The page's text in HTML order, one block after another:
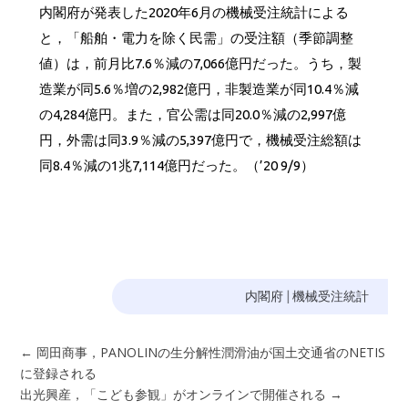
内閣府が発表した2020年6月の機械受注統計による
と，「船舶・電力を除く民需」の受注額（季節調整
値）は，前月比7.6％減の7,066億円だった。うち，製
造業が同5.6％増の2,982億円，非製造業が同10.4％減
の4,284億円。また，官公需は同20.0％減の2,997億
円，外需は同3.9％減の5,397億円で，機械受注総額は
同8.4％減の1兆7,114億円だった。（’20 9/9）
内閣府| 機械受注統計
← 岡田商事，PANOLINの生分解性潤滑油が国土交通省のNETIS
に登録される
出光興産，「こども参観」がオンラインで開催される →